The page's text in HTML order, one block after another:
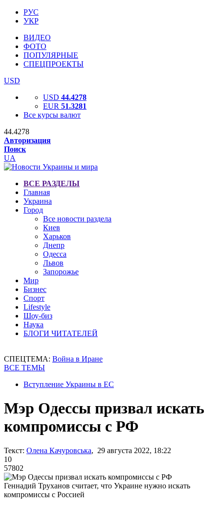
РУС
УКР
ВИДЕО
ФОТО
ПОПУЛЯРНЫЕ
СПЕЦПРОЕКТЫ
USD
USD 44.4278
EUR 51.3281
Все курсы валют
44.4278
Авторизация
Поиск
UA
ВСЕ РАЗДЕЛЫ
Главная
Украина
Город
Все новости раздела
Киев
Харьков
Днепр
Одесса
Львов
Запорожье
Мир
Бизнес
Спорт
Lifestyle
Шоу-биз
Наука
БЛОГИ ЧИТАТЕЛЕЙ
СПЕЦТЕМА: Война в Иране
ВСЕ ТЕМЫ
Вступление Украины в ЕС
Мэр Одессы призвал искать
компромиссы с РФ
Текст: Олена Качуровська, 29 августа 2022, 18:22
10
57802
Геннадий Труханов считает, что Украине нужно искать
компромиссы с Россией